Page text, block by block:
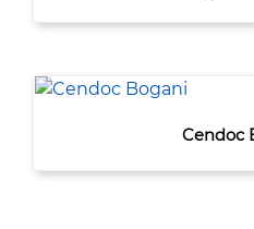
Cendoc